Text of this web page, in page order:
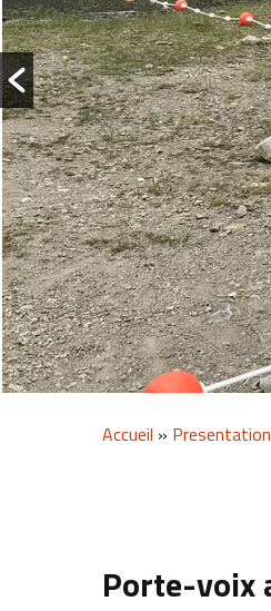
Accueil »
Porte-voix